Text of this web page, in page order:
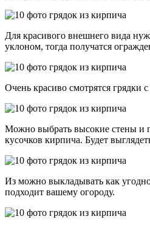
Для красивого внешнего вида
уклоном, тогда получатся
Очень красиво смотрятся грядки
Можно выбрать высокие стены и
кусочков кирпича. Будет
Из можно выкладывать как
подходит вашему огороду.